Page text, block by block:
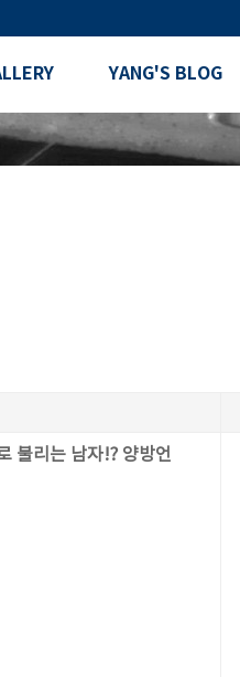
YANG'S BLOG
불리는 남자!? 양방언